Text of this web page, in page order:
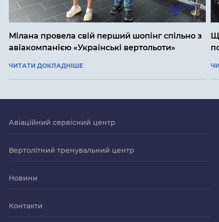
Мілана провела свій перший шопінг спільно з
авіакомпанією «Українські вертольоти»
ЧИТАТИ ДОКЛАДНІШЕ
Авіаційний сервісний центр
Вертолітний тренувальний центр
Новини
Контакти